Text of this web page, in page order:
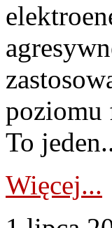
poziomu
To
Więcej...